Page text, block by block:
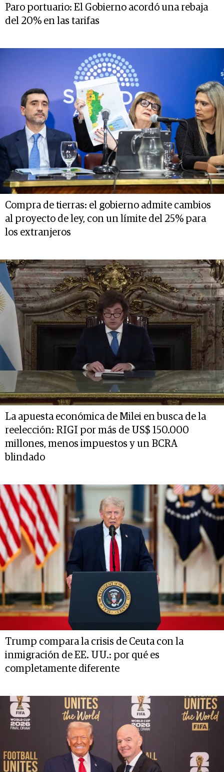
Paro portuario: El Gobierno acordó una rebaja
del 20% en las tarifas
Compra de tierras: el gobierno admite cambios
al proyecto de ley, con un límite del 25% para
los extranjeros
La apuesta económica de Milei en busca de la
reelección: RIGI por más de US$ 150.000
millones, menos impuestos y un BCRA
blindado
Trump compara la crisis de Ceuta con la
inmigración de EE. UU.: por qué es
completamente diferente